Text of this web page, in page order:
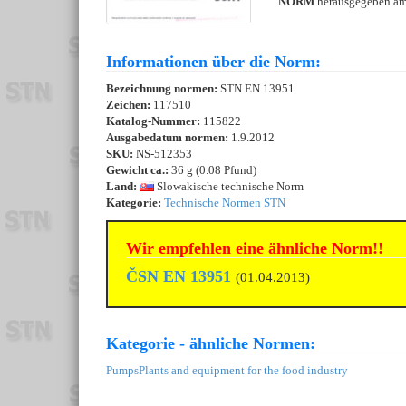
Informationen über die Norm:
Bezeichnung normen: STN EN 13951
Zeichen: 117510
Katalog-Nummer: 115822
Ausgabedatum normen: 1.9.2012
SKU: NS-512353
Gewicht ca.: 36 g (0.08 Pfund)
Land:
Slowakische technische Norm
Kategorie: Technische Normen STN
Wir empfehlen eine ähnliche Norm!!
ČSN EN 13951 (01.04.2013)
Kategorie - ähnliche Normen:
PumpsPlants and equipment for the food industry